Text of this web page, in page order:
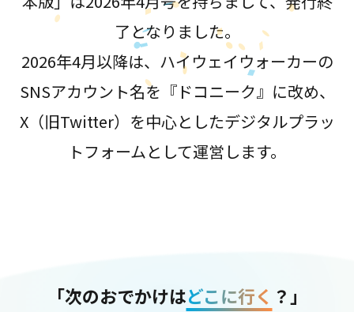
了となりました。
2026年4月以降は、ハイウェイウォーカーの
SNSアカウント名を『ドコニーク』に改め、
X（旧Twitter）を中心としたデジタルプラッ
トフォームとして運営します。
「次のおでかけはどこに行く ？」